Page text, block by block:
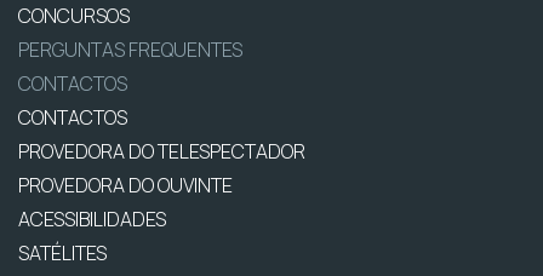
CONCURSOS
PERGUNTAS FREQUENTES
CONTACTOS
CONTACTOS
PROVEDORA DO TELESPECTADOR
PROVEDORA DO OUVINTE
ACESSIBILIDADES
SATÉLITES